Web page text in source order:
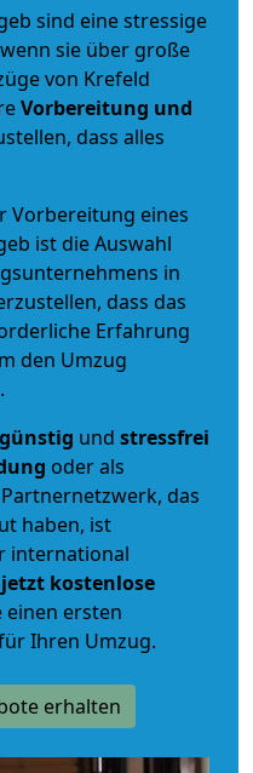
sind eine stressige
sie über große
von Krefeld
Vorbereitung und
dass alles
Vorbereitung eines
ist die Auswahl
in
dass das
Erfahrung
den Umzug
und stressfrei
oder als
das
haben, ist
international
kostenlose
einen ersten
Ihren Umzug.
erhalten